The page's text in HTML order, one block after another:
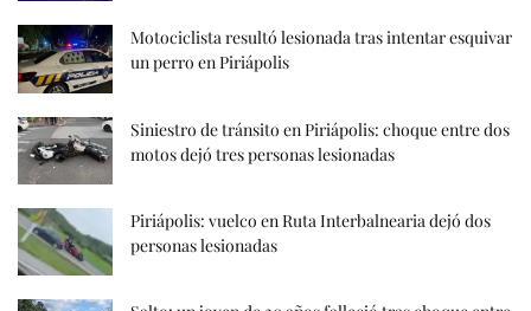
Motociclista resultó lesionada tras intentar esquivar
un perro en Piriápolis
Siniestro de tránsito en Piriápolis: choque entre dos
motos dejó tres personas lesionadas
Piriápolis: vuelco en Ruta Interbalnearia dejó dos
personas lesionadas